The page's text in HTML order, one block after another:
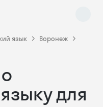
язык
Воронеж
для